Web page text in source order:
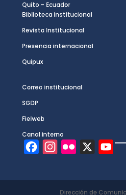
Quito – Ecuador
Biblioteca institucional
Revista Institucional
Presencia internacional
Quipux
Correo institucional
SGDP
Fielweb
Canal interno
t
c
Y
T
Dirección de